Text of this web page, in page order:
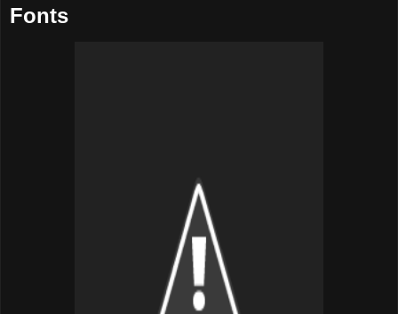
Fonts